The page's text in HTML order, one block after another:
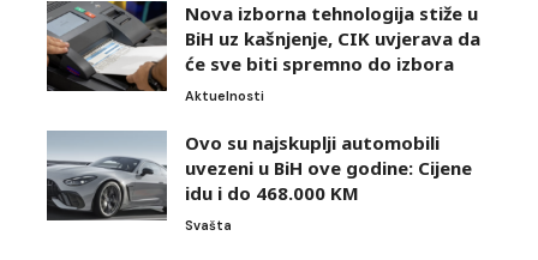
Nova izborna tehnologija stiže u
BiH uz kašnjenje, CIK uvjerava da
će sve biti spremno do izbora
Aktuelnosti
Ovo su najskuplji automobili
uvezeni u BiH ove godine: Cijene
idu i do 468.000 KM
Svašta